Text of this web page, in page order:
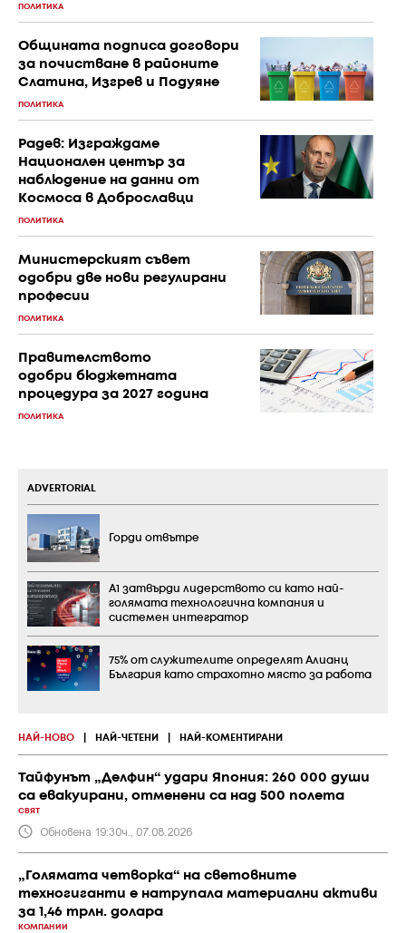
ПОЛИТИКА
Общината подписа договори
за почистване в районите
Слатина, Изгрев и Подуяне
ПОЛИТИКА
Радев: Изграждаме
Национален център за
наблюдение на данни от
Космоса в Доброславци
ПОЛИТИКА
Министерският съвет
одобри две нови регулирани
професии
ПОЛИТИКА
Правителството
одобри бюджетната
процедура за 2027 година
ПОЛИТИКА
НАЙ-НОВО НАЙ-ЧЕТЕНИ НАЙ-КОМЕНТИРАНИ
Тайфунът „Делфин“ удари Япония: 260 000 души
са евакуирани, отменени са над 500 полета
СВЯТ
Обновена 19:30ч., 07.08.2026
„Голямата четворка“ на световните
техногиганти е натрупала материални активи
за 1,46 трлн. долара
КОМПАНИИ
ADVERTORIAL
Горди отвътре
А1 затвърди лидерството си като най-
голямата технологична компания и
системен интегратор
75% от служителите определят Алианц
България като страхотно място за работа